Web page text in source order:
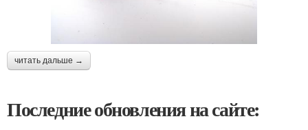
читать дальше →
Последние обновления на сайте: